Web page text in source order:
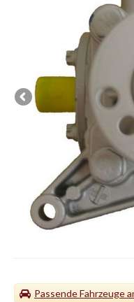
Passende Fahrzeuge